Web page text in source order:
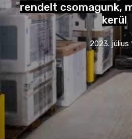
rendelt csomagunk,
kerül
2023. július